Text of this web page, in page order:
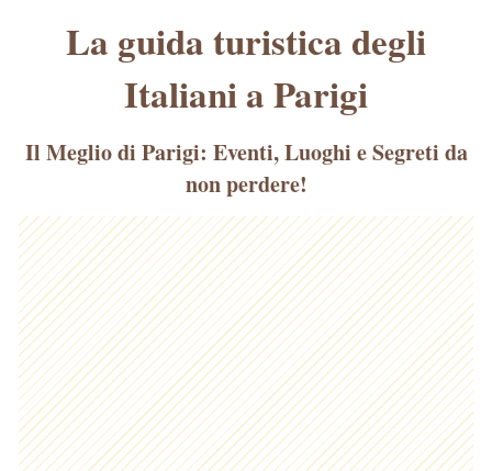
La guida turistica degli
Italiani a Parigi
Il Meglio di Parigi: Eventi, Luoghi e Segreti da
non perdere!